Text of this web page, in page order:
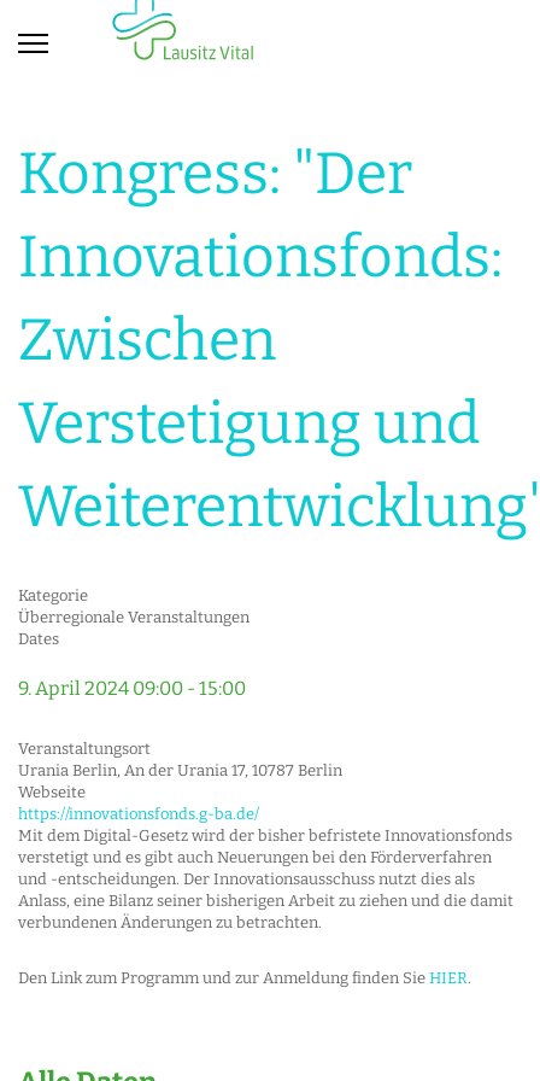
Kongress: "Der
Innovationsfonds:
Zwischen
Verstetigung und
Kategorie
Überregionale Veranstaltungen
Dates
9. April 2024 09:00 - 15:00
Veranstaltungsort
Urania Berlin, An der Urania 17, 10787 Berlin
Webseite
https://innovationsfonds.g-ba.de/
Mit dem Digital-Gesetz wird der bisher befristete Innovationsfonds
verstetigt und es gibt auch Neuerungen bei den Förderverfahren
und -entscheidungen. Der Innovationsausschuss nutzt dies als
Anlass, eine Bilanz seiner bisherigen Arbeit zu ziehen und die damit
verbundenen Änderungen zu betrachten.
Den Link zum Programm und zur Anmeldung finden Sie HIER.